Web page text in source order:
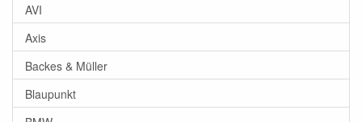
AVI
Axis
Backes & Müller
Blaupunkt